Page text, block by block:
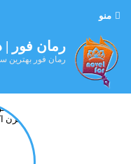
منو
رمان فور |
رمان فور بهترین